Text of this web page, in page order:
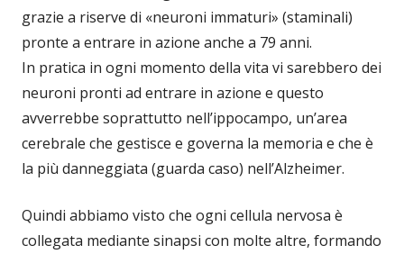
grazie a riserve di «neuroni immaturi» (staminali)
pronte a entrare in azione anche a 79 anni.
In pratica in ogni momento della vita vi sarebbero dei
neuroni pronti ad entrare in azione e questo
avverrebbe soprattutto nell’ippocampo, un’area
cerebrale che gestisce e governa la memoria e che è
la più danneggiata (guarda caso) nell’Alzheimer.
Quindi abbiamo visto che ogni cellula nervosa è
collegata mediante sinapsi con molte altre, formando